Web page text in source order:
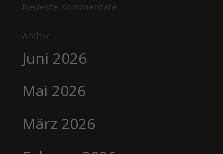
Neueste Kommentare
Archiv
Juni 2026
Mai 2026
März 2026